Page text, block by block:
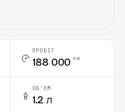
ПРОБІГ
188 000 км
ОБ'ЄМ
1.2 л